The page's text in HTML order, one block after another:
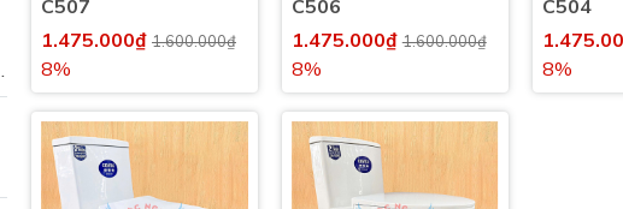
Combo Máy nước nóng năng lượng
mặt trời
Combo thiết bị vệ sinh cao cấp
C507
1.475.000₫ 1.600.000₫
8%
C506
1.475.000₫1.600.000₫
8%
C504
8%